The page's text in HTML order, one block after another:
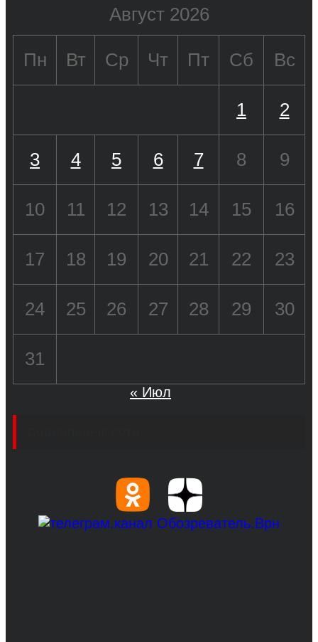
Август 2026
Пн Вт Ср Чт Пт Сб Вс
1 2
3 4 5 6 7 8 9
10 11 12 13 14 15 16
17 18 19 20 21 22 23
24 25 26 27 28 29 30
31
« Июл